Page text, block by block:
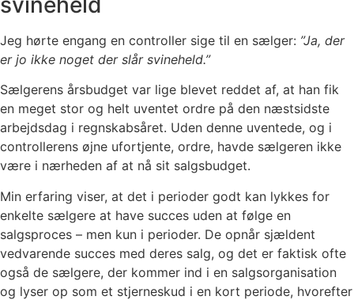
Jeg hørte engang en controller sige til en sælger: ”Ja, der
er jo ikke noget der slår svineheld.”
Sælgerens årsbudget var lige blevet reddet af, at han fik
en meget stor og helt uventet ordre på den næstsidste
arbejdsdag i regnskabsåret. Uden denne uventede, og i
controllerens øjne ufortjente, ordre, havde sælgeren ikke
være i nærheden af at nå sit salgsbudget.
Min erfaring viser, at det i perioder godt kan lykkes for
enkelte sælgere at have succes uden at følge en
salgsproces – men kun i perioder. De opnår sjældent
vedvarende succes med deres salg, og det er faktisk ofte
også de sælgere, der kommer ind i en salgsorganisation
og lyser op som et stjerneskud i en kort periode, hvorefter